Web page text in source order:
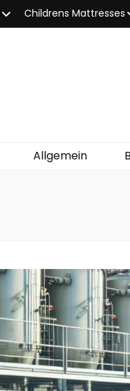
Childrens Mattresses
Allgemein